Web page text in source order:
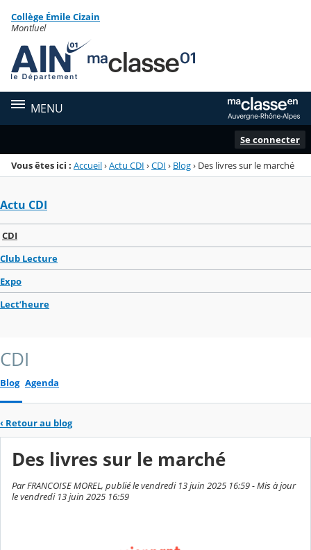
Menu de la rubrique
Contenu
Collège Émile Cizain
Montluel
MENU
Se connecter
Vous êtes ici : Accueil›Actu CDI ›CDI › Blog› Des livres sur le marché
Actu CDI
CDI
Club Lecture
Expo
Lect’heure
CDI
Blog Agenda
‹ Retour au blog
Des livres sur le marché
Par FRANCOISE MOREL, publié le vendredi 13 juin 2025 16:59 - Mis à jour
le vendredi 13 juin 2025 16:59